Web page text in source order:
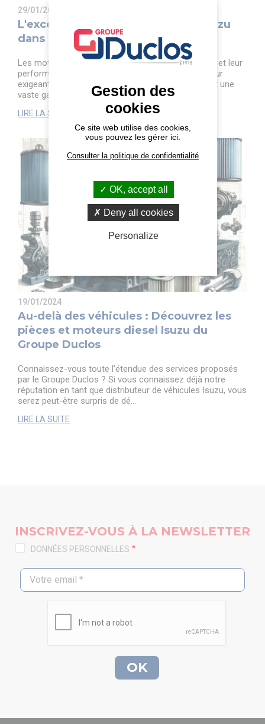
29/01/2024
L'excellence des moteurs diesel Isuzu
dans les travaux publics
Les moteurs diesel Isuzu, réputés pour leur fiabilité et leur
performance, sont un choix privilégié dans le secteur
exigeant des travaux publics. Ces moteurs équipent une
vaste gamme d'équipements ...
LIRE LA SUITE
19/01/2024
Au-delà des véhicules : Découvrez les
pièces et moteurs diesel Isuzu du
Groupe Duclos
Connaissez-vous toute l'étendue des services proposés
par le Groupe Duclos ? Si vous connaissez déjà notre
réputation en tant que distributeur de véhicules Isuzu, vous
serez peut-être surpris de dé...
LIRE LA SUITE
INSCRIVEZ-VOUS À LA NEWSLETTER
DONNÉES PERSONNELLES
Gestion des
cookies
Ce site web utilise des cookies,
vous pouvez les gérer ici.
Consulter la politique de confidentialité
OK, accept all
Deny all cookies
Personalize